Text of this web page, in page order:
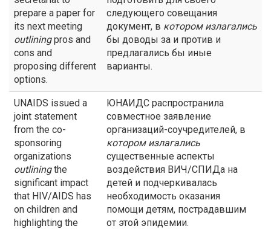
prepare a paper for
its next meeting
outliningpros and
cons and
proposing different
options.
следующего совещания
документ, в котором излагались
бы доводы за и против и
предлагались бы иные
варианты.
UNAIDS issued a
joint statement
from the co-
sponsoring
organizations
outliningthe
significant impact
that HIV/AIDS has
on children and
highlighting the
ЮНАИДС распространила
совместное заявление
организаций-соучредителей, в
котором излагались
существенные аспекты
воздействия ВИЧ/СПИДа на
детей и подчеркивалась
необходимость оказания
помощи детям, пострадавшим
от этой эпидемии.